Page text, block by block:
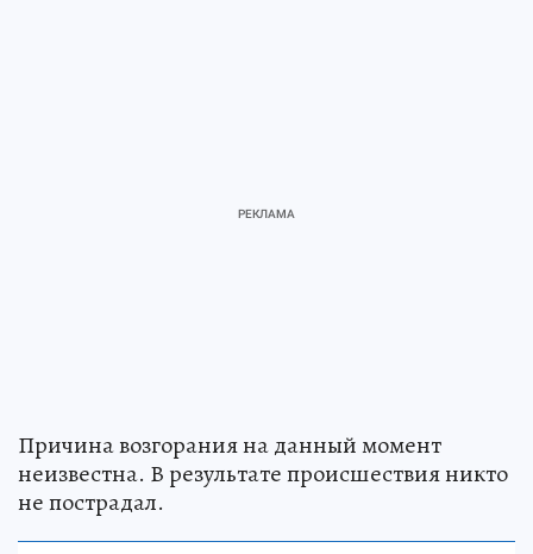
Причина возгорания на данный момент
неизвестна. В результате происшествия никто
не пострадал.